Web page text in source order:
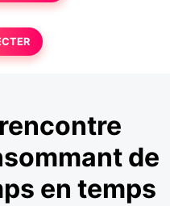
de
en temps